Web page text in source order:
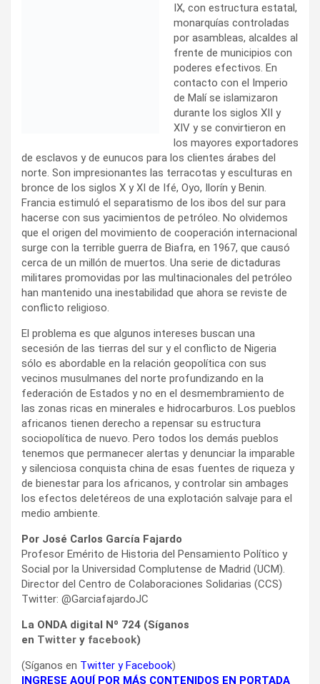
monarquías controladas por asambleas, alcaldes al frente
de municipios con poderes efectivos. En contacto con el
Imperio de Malí se islamizaron durante los siglos XII y XIV
y se convirtieron en los mayores exportadores de
esclavos y de eunucos para los clientes árabes del norte.
Son impresionantes las terracotas y esculturas en bronce
de los siglos X y XI de Ifé, Oyo, Ilorín y Benin. Francia
estimuló el separatismo de los ibos del sur para hacerse
con sus yacimientos de petróleo. No olvidemos que el
origen del movimiento de cooperación internacional surge
con la terrible guerra de Biafra, en 1967, que causó cerca
de un millón de muertos. Una serie de dictaduras militares
promovidas por las multinacionales del petróleo han
mantenido una inestabilidad que ahora se reviste de
conflicto religioso.
El problema es que algunos intereses buscan una
secesión de las tierras del sur y el conflicto de Nigeria
sólo es abordable en la relación geopolítica con sus
vecinos musulmanes del norte profundizando en la
federación de Estados y no en el desmembramiento de
africanos tienen derecho a repensar su estructura
sociopolítica de nuevo. Pero todos los demás pueblos
tenemos que permanecer alertas y denunciar la imparable
y silenciosa conquista china de esas fuentes de riqueza y
de bienestar para los africanos, y controlar sin ambages
los efectos deletéreos de una explotación salvaje para el
medio ambiente.
Por José Carlos García Fajardo
Profesor Emérito de Historia del Pensamiento Político y
Social por la Universidad Complutense de Madrid (UCM).
Director del Centro de Colaboraciones Solidarias (CCS)
Twitter: @GarciafajardoJC
La ONDA digital Nº 724 (Síganos
enTwitteryfacebook)
(Síganos en TwitteryFacebook)
INGRESE AQUÍ POR MÁS CONTENIDOS EN PORTADA
de los autores.